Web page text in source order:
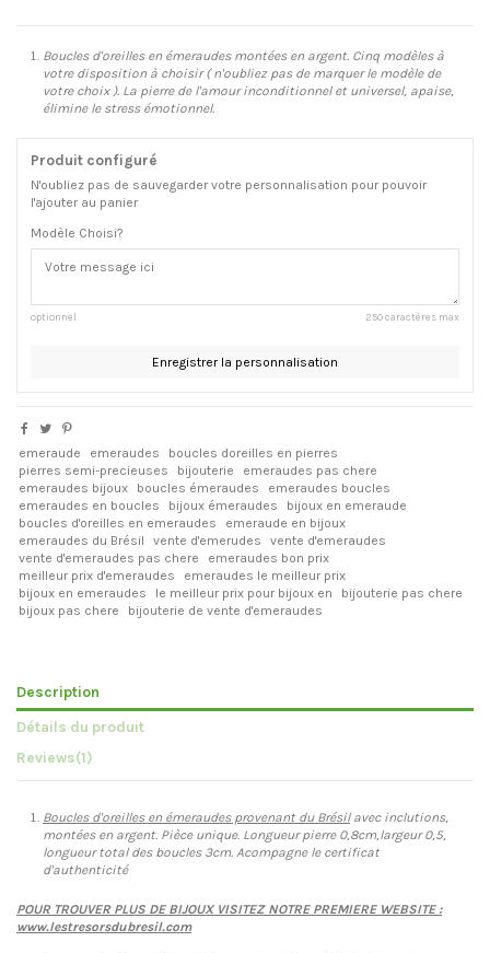
Boucles d'oreilles en émeraudes montées en argent. Cinq modèles à
votre disposition à choisir ( n'oubliez pas de marquer le modèle de
votre choix ). La pierre de l'amour inconditionnel et universel, apaise,
élimine le stress émotionnel.
Produit configuré
N'oubliez pas de sauvegarder votre personnalisation pour pouvoir
l'ajouter au panier
Modèle Choisi?
optionnel 250 caractères max
Enregistrer la personnalisation
emeraude emeraudes
boucles doreilles en pierres
pierres semi-precieuses
bijouterie
emeraudes pas chere
emeraudes bijoux
boucles émeraudes
emeraudes boucles
emeraudes en boucles
bijoux émeraudes
bijoux en emeraude
boucles d'oreilles en emeraudes
emeraude en bijoux
emeraudes du Brésil
vente d'emerudes
vente d'emeraudes
vente d'emeraudes pas chere
emeraudes bon prix
meilleur prix d'emeraudes
emeraudes le meilleur prix
bijoux en emeraudes
le meilleur prix pour bijoux en
bijouterie pas chere
bijoux pas chere
bijouterie de vente d'emeraudes
Description
Détails du produit
Reviews(1)
Boucles d'oreilles en émeraudes provenant du Brésilavec inclutions,
montées en argent. Pièce unique. Longueur pierre 0,8cm,largeur 0,5,
longueur total des boucles 3cm. Acompagne le certificat
d'authenticité
POUR TROUVER PLUS DE BIJOUX VISITEZ NOTRE PREMIERE WEBSITE :
www.lestresorsdubresil.com